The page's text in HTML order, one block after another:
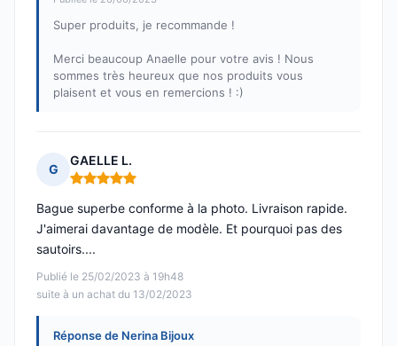
Super produits, je recommande !
Merci beaucoup Anaelle pour votre avis ! Nous
sommes très heureux que nos produits vous
plaisent et vous en remercions ! :)
G
GAELLE L.
Note : 5 sur 5
Publié le 25/02/2023 à 19h48
suite à un achat du 13/02/2023
Bague superbe conforme à la photo. Livraison rapide.
J'aimerai davantage de modèle. Et pourquoi pas des
sautoirs....
Réponse de Nerina Bijoux